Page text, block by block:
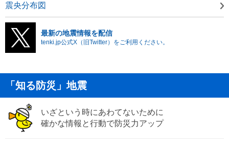
震央分布図
最新の地震情報を配信
tenki.jp公式X（旧Twitter）をご利用ください。
「知る防災」地震
いざという時にあわてないために
確かな情報と行動で防災力アップ